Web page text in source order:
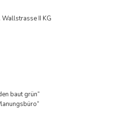
Wallstrasse II KG
baut grün“